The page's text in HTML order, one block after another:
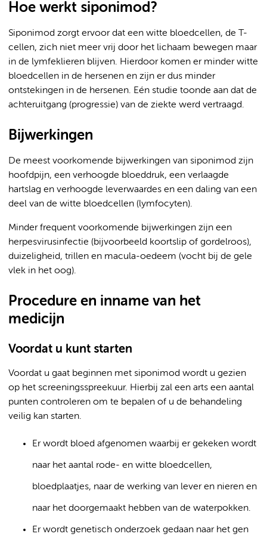
Hoe werkt siponimod?
Siponimod zorgt ervoor dat een witte bloedcellen, de T-
cellen, zich niet meer vrij door het lichaam bewegen maar
in de lymfeklieren blijven. Hierdoor komen er minder witte
bloedcellen in de hersenen en zijn er dus minder
ontstekingen in de hersenen. Eén studie toonde aan dat de
achteruitgang (progressie) van de ziekte werd vertraagd.
Bijwerkingen
De meest voorkomende bijwerkingen van siponimod zijn
hoofdpijn, een verhoogde bloeddruk, een verlaagde
hartslag en verhoogde leverwaardes en een daling van een
deel van de witte bloedcellen (lymfocyten).
Minder frequent voorkomende bijwerkingen zijn een
herpesvirusinfectie (bijvoorbeeld koortslip of gordelroos),
duizeligheid, trillen en macula-oedeem (vocht bij de gele
vlek in het oog).
Procedure en inname van het
medicijn
Voordat u kunt starten
Voordat u gaat beginnen met siponimod wordt u gezien
op het screeningsspreekuur. Hierbij zal een arts een aantal
punten controleren om te bepalen of u de behandeling
veilig kan starten.
Er wordt bloed afgenomen waarbij er gekeken wordt
naar het aantal rode- en witte bloedcellen,
bloedplaatjes, naar de werking van lever en nieren en
naar het doorgemaakt hebben van de waterpokken.
Er wordt genetisch onderzoek gedaan naar het gen